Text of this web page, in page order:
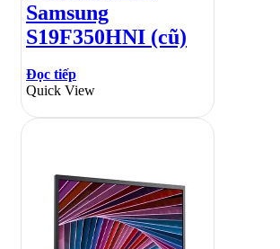
Samsung
S19F350HNI (cũ)
Đọc tiếp
Quick View